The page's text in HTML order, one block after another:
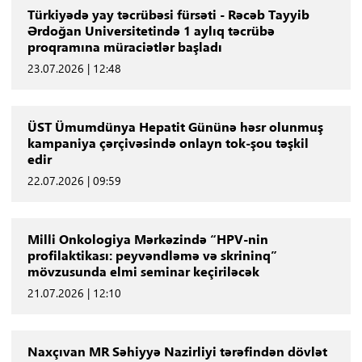
Türkiyədə yay təcrübəsi fürsəti - Rəcəb Tayyib
Ərdoğan Universitetində 1 aylıq təcrübə
proqramına müraciətlər başladı
23.07.2026 | 12:48
ÜST Ümumdünya Hepatit Gününə həsr olunmuş
kampaniya çərçivəsində onlayn tok-şou təşkil
edir
22.07.2026 | 09:59
Milli Onkologiya Mərkəzində “HPV-nin
profilaktikası: peyvəndləmə və skrininq”
mövzusunda elmi seminar keçiriləcək
21.07.2026 | 12:10
Naxçıvan MR Səhiyyə Nazirliyi tərəfindən dövlət